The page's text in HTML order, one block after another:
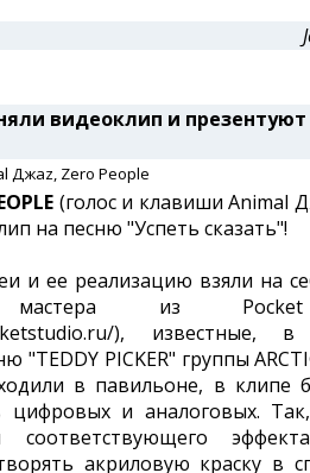
сняли видеоклип и
Джаz, Zero People
(голос и клавиши Animal
на песню "Успеть сказать"!
и ее реализацию взяли на
мастера из
), известные, в
"TEDDY PICKER" группы
в павильоне, в клипе
цифровых и аналоговых.
соответствующего
акриловую краску в